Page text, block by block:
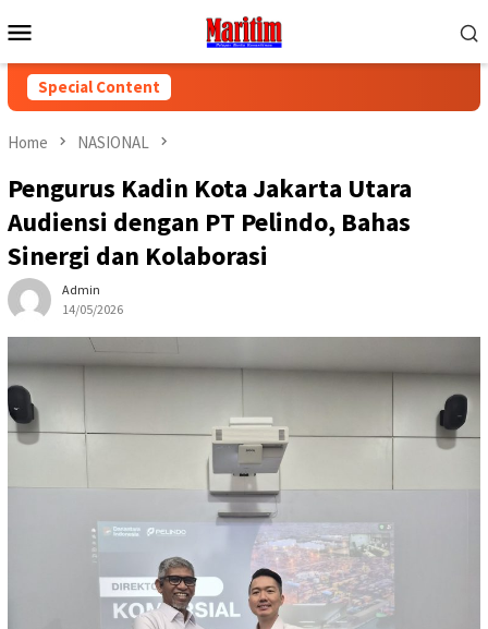
to
Menu
Special Content
Home NASIONAL
Pengurus Kadin Kota Jakarta Utara
Audiensi dengan PT Pelindo, Bahas
Sinergi dan Kolaborasi
Admin
14/05/2026